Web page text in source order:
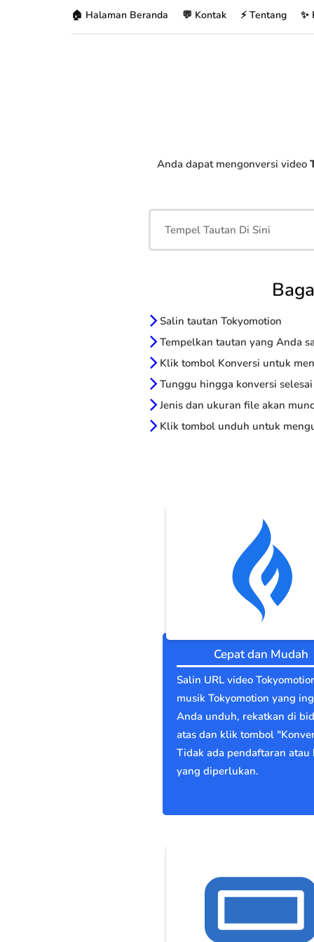
🏠 Halaman Beranda 💬 Kontak ⚡ Tentang ✨
Anda dapat mengonversi video
Salin tautan Tokyomotion
Tempelkan tautan yang Anda
Klik tombol Konversi untuk
Tunggu hingga konversi selesai
Jenis dan ukuran file akan
Klik tombol unduh untuk
Cepat dan Mudah
Salin URL video
musik Tokyomotion yang
Anda unduh, rekatkan di
atas dan klik tombol
Tidak ada pendaftaran atau
yang diperlukan.